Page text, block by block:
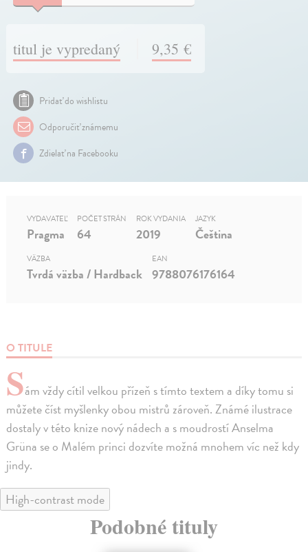
titul je vypredaný 9,35 €
Pridať do wishlistu
Odporučiť známemu
Zdielať na Facebooku
O TITULE
Sám vždy cítil velkou přízeň s tímto textem a díky tomu si
můžete číst myšlenky obou mistrů zároveň. Známé ilustrace
dostaly v této knize nový nádech a s moudrostí Anselma
Grüna se o Malém princi dozvíte možná mnohem víc než kdy
jindy.
VYDAVATEĽ
Pragma
POČET STRÁN
64
ROK VYDANIA
2019
JAZYK
Čeština
VÄZBA
Tvrdá väzba / Hardback
EAN
9788076176164
High-contrast mode
Podobné tituly